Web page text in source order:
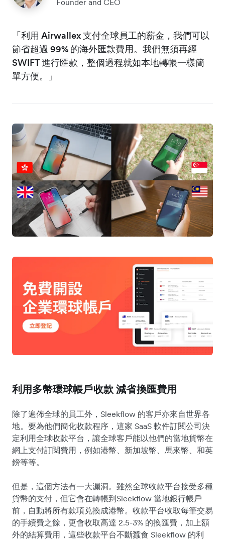
「利用 Airwallex 支付全球員工的薪金，我們可以
節省超過 99% 的海外匯款費用。我們無須再經
SWIFT 進行匯款，整個過程就如本地轉帳一樣簡
單方便。」
利用多幣環球帳戶收款 減省換匯費用
除了遍佈全球的員工外，Sleekflow 的客戶亦來自世界各
地。要為他們簡化收款程序，這家 SaaS 軟件訂閱公司決
定利用全球收款平台，讓全球客戶能以他們的當地貨幣在
網上支付訂閱費用，例如港幣、新加坡幣、馬來幣、和英
鎊等等。
但是，這個方法有一大漏洞。雖然全球收款平台接受多種
貨幣的支付，但它會在轉帳到Sleekflow 當地銀行帳戶
前，自動將所有款項兑換成港幣。收款平台收取每筆交易
的手續費之餘，更會收取高達 2.5-3% 的換匯費，加上額
外的結算費用，這些收款平台不斷蠶食 Sleekflow 的利